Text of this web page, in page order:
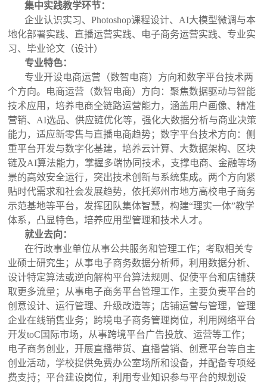
集中实践教学环节：
企业认识实习、Photoshop课程设计、AI大模型微调与本
地化部署实践、直播运营实践、电子商务运营实践、专业实
习、毕业论文（设计）
专业特色：
专业开设电商运营（数智电商）方向和数字平台技术两
个方向。电商运营（数智电商）方向：聚焦数据驱动与智能
技术应用，培养电商全链路运营能力，涵盖用户画像、精准
营销、AI选品、供应链优化等，强化大数据分析与商业决策
能力，适应新零售与直播电商趋势；数字平台技术方向：侧
重平台开发与数字化基建，培养云计算、大数据架构、区块
链及AI算法能力，掌握多端协同技术，支撑电商、金融等场
景的高效安全运行，突出技术创新与系统集成。两个方向紧
贴时代需求和社会发展趋势，依托郑州市地方高校电子商务
示范基地等平台，发挥团队集体智慧，构建“理实一体”教学
体系，凸显特色，培养应用型管理和技术人才。
就业去向：
在行政事业单位从事公共服务和管理工作；考取相关专
业硕士研究生；从事电子商务数据分析师，利用数据分析、
设计特定算法或逆向解构平台算法规则、促使平台和店铺获
取更多流量；从事电子商务平台管理工作，主要负责平台的
创意设计、运行管理、升级改造等；店铺运营与管理，管理
企业在线销售业务；跨境电子商务管理岗位，利用网络平台
开发toC国际市场，从事跨境平台广告投放、运营等工作；
电子商务创业，开展直播带货、直播营销、创意平台等自主
创业活动，学校提供免费办公室场所和设备，并配备专项经
费支持；平台建设岗位，利用专业知识参与平台的规划设